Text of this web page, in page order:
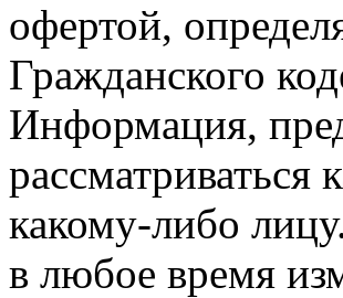
офертой,
Гражданского
Информация,
какому-либо
в любое время